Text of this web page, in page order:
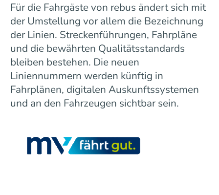
Für die Fahrgäste von rebus ändert sich mit
der Umstellung vor allem die Bezeichnung
der Linien. Streckenführungen, Fahrpläne
und die bewährten Qualitätsstandards
bleiben bestehen. Die neuen
Liniennummern werden künftig in
Fahrplänen, digitalen Auskunftssystemen
und an den Fahrzeugen sichtbar sein.